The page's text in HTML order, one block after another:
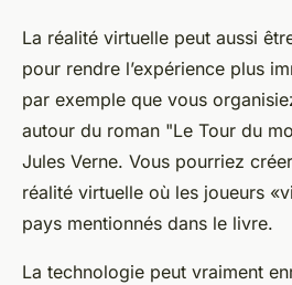
La réalité virtuelle peut aussi
pour rendre l’expérience plus
par exemple que vous
autour du roman "Le Tour du
Jules Verne. Vous pourriez
réalité virtuelle où les joueurs
pays mentionnés dans le livre.
La technologie peut vraiment